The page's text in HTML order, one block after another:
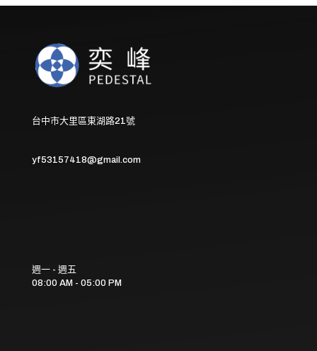
台中市大里區東湖路21號
yf53157418@gmail.com
週一 - 週五
08:00 AM - 05:00 PM